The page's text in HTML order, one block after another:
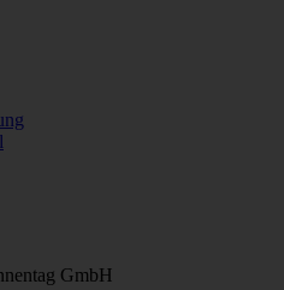
GmbH